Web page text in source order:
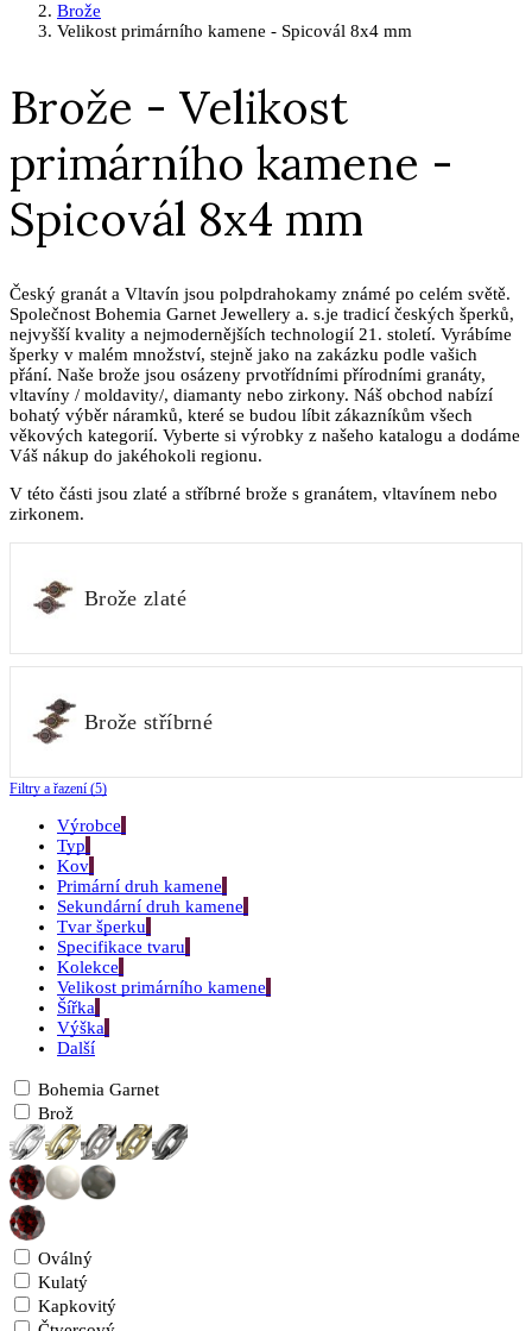
Brože
Velikost primárního kamene - Spicovál 8x4 mm
Brože - Velikost
primárního kamene -
Spicovál 8x4 mm
Český granát a Vltavín jsou polpdrahokamy známé po celém světě.
Společnost Bohemia Garnet Jewellery a. s.je tradicí českých šperků,
nejvyšší kvality a nejmodernějších technologií 21. století. Vyrábíme
šperky v malém množství, stejně jako na zakázku podle vašich
přání. Naše brože jsou osázeny prvotřídními přírodními granáty,
vltavíny / moldavity/, diamanty nebo zirkony. Náš obchod nabízí
bohatý výběr náramků, které se budou líbit zákazníkům všech
věkových kategorií. Vyberte si výrobky z našeho katalogu a dodáme
Váš nákup do jakéhokoli regionu.
V této části jsou zlaté a stříbrné brože s granátem, vltavínem nebo
zirkonem.
Brože zlaté
Brože stříbrné
Filtry a řazení (5)
Výrobce
Typ
Kov
Primární druh kamene
Sekundární druh kamene
Tvar šperku
Specifikace tvaru
Kolekce
Velikost primárního kamene
Šířka
Výška
Další
Bohemia Garnet
Brož
Oválný
Kulatý
Kapkovitý